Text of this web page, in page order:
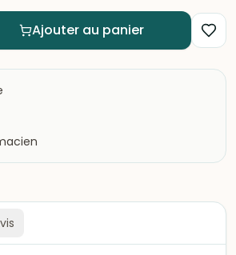
Ajouter au panier